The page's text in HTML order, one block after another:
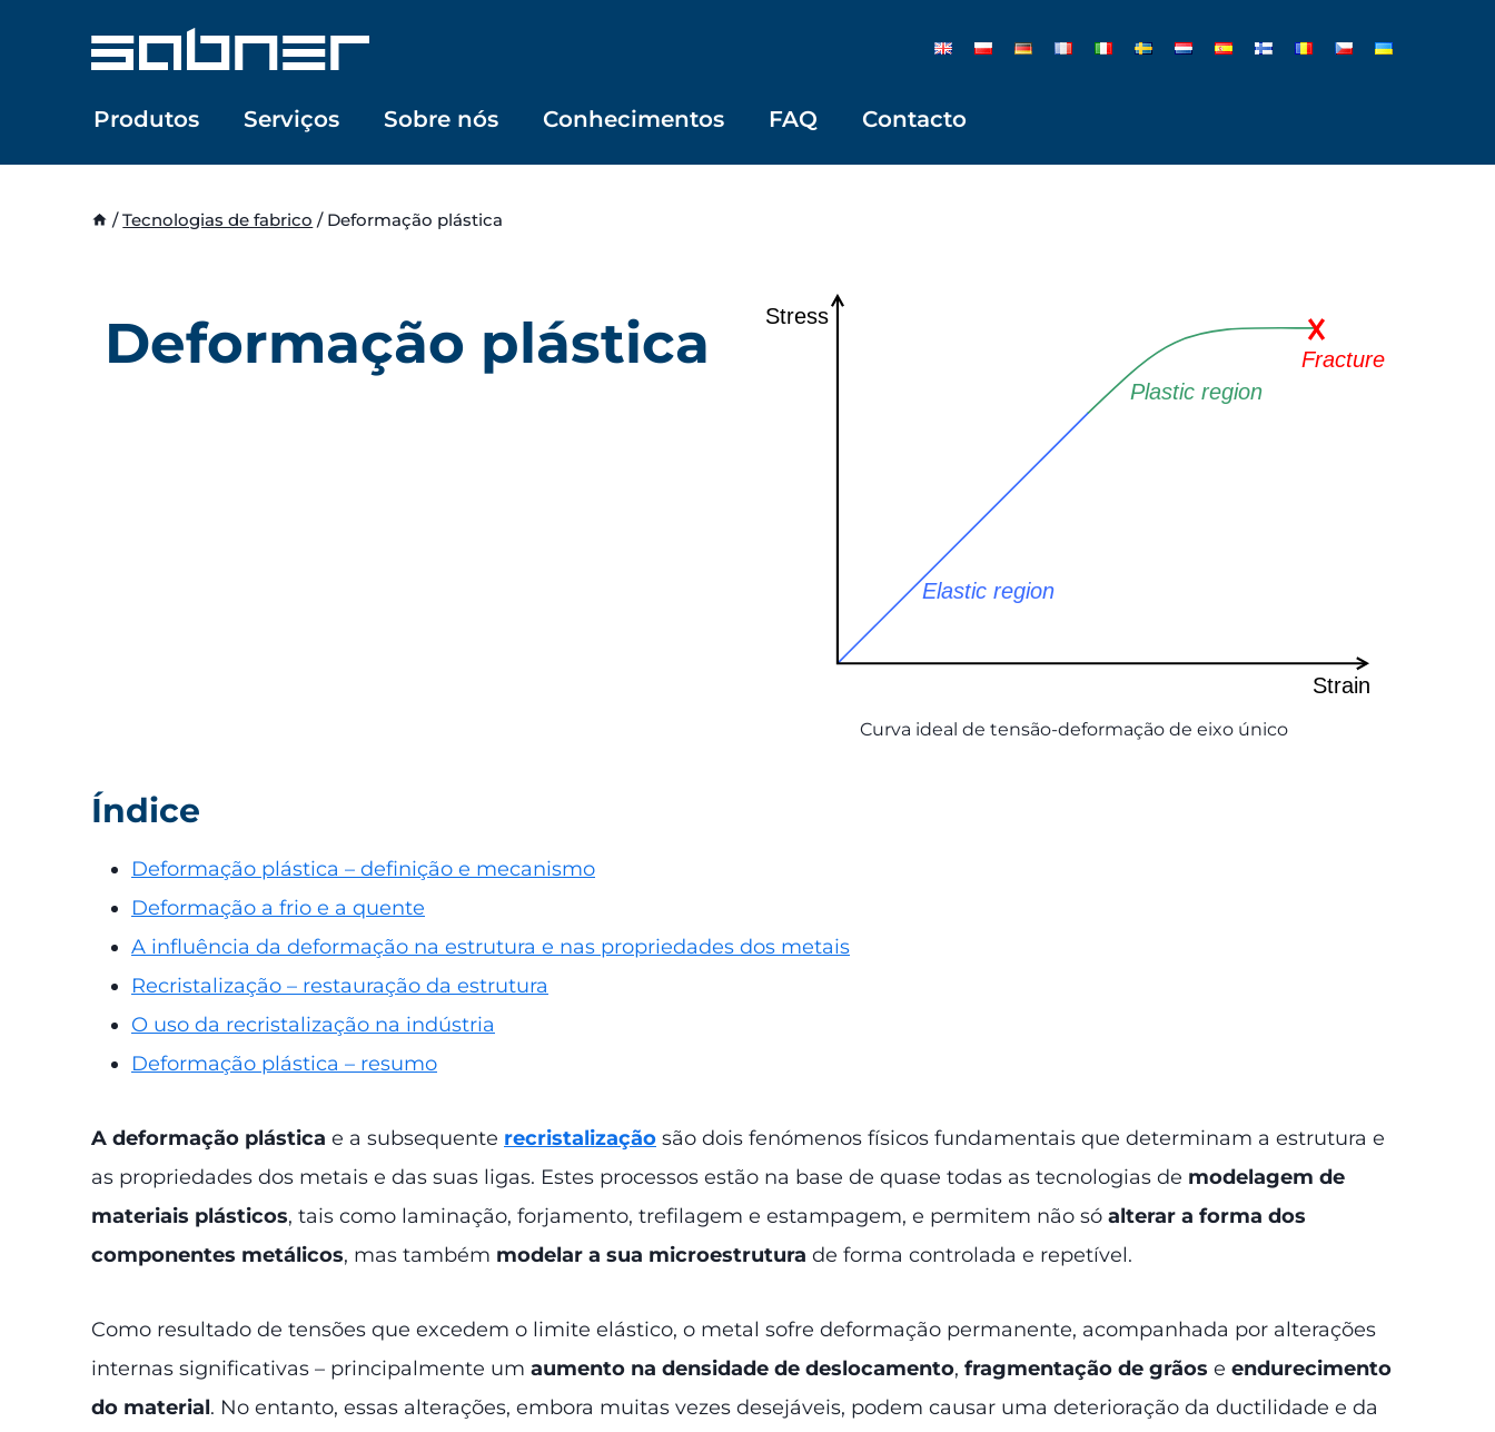
Produtos Serviços Sobre nós Conhecimentos FAQ Contacto
/ Tecnologias de fabrico / Deformação plástica
Deformação plástica
Curva ideal de tensão-deformação de eixo único
Índice
Deformação plástica – definição e mecanismo
Deformação a frio e a quente
A influência da deformação na estrutura e nas propriedades dos metais
Recristalização – restauração da estrutura
O uso da recristalização na indústria
Deformação plástica – resumo
A deformação plástica e a subsequente recristalização são dois fenómenos físicos fundamentais que determinam a estrutura e
as propriedades dos metais e das suas ligas. Estes processos estão na base de quase todas as tecnologias de modelagem de
materiais plásticos, tais como laminação, forjamento, trefilagem e estampagem, e permitem não só alterar a forma dos
componentes metálicos, mas também modelar a sua microestrutura de forma controlada e repetível.
Como resultado de tensões que excedem o limite elástico, o metal sofre deformação permanente, acompanhada por alterações
internas significativas – principalmente um aumento na densidade de deslocamento, fragmentação de grãos e endurecimento
do material. No entanto, essas alterações, embora muitas vezes desejáveis, podem causar uma deterioração da ductilidade e da